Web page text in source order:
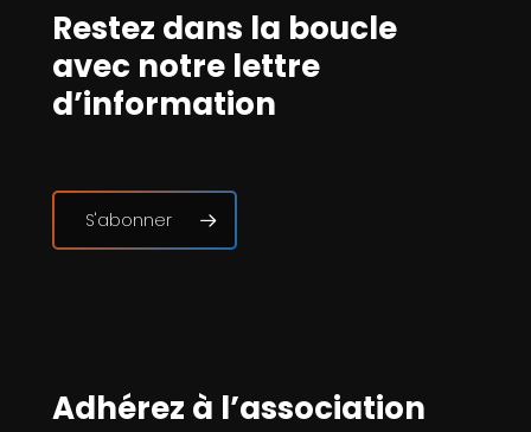
Restez dans la boucle
avec notre lettre
d’information
S'abonner
Adhérez à l’association